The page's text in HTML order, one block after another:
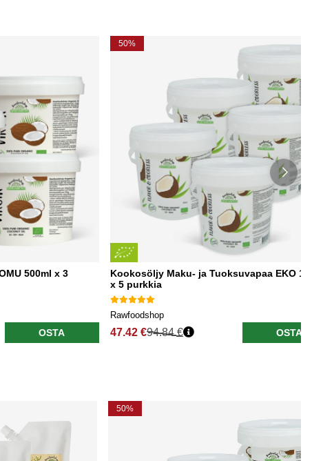
500ml x 3
OSTA
50%
Kookosöljy Maku- ja Tuoksuvapaa EKO
x 5 purkkia
Rawfoodshop
47.42 €94.84 € OSTA
50%